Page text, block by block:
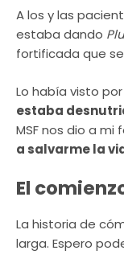
A los y las
estaba dando
fortificada que
Lo había visto
estaba
MSF nos dio a
a salvarme la
El
La historia de
larga. Espero